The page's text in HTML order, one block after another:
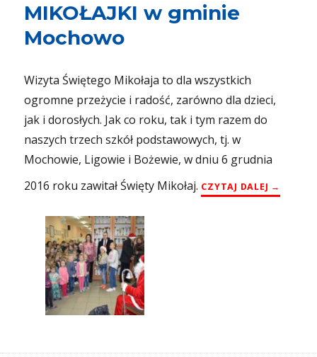
MIKOŁAJKI w gminie
Mochowo
Wizyta Świętego Mikołaja to dla wszystkich
ogromne przeżycie i radość, zarówno dla dzieci,
jak i dorosłych. Jak co roku, tak i tym razem do
naszych trzech szkół podstawowych, tj. w
Mochowie, Ligowie i Bożewie, w dniu 6 grudnia
2016 roku zawitał Święty Mikołaj. CZYTAJ DALEJ